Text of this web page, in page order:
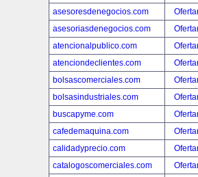
asesoresdenegocios.com
asesoriasdenegocios.com
atencionalpublico.com
atenciondeclientes.com
bolsascomerciales.com
bolsasindustriales.com
buscapyme.com
cafedemaquina.com
calidadyprecio.com
catalogoscomerciales.com